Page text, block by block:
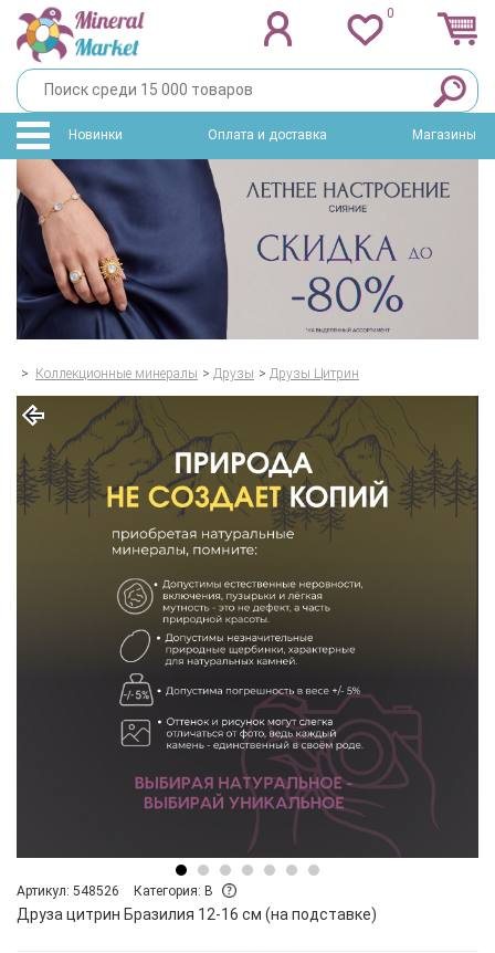
0
Новинки Оплата и доставка Магазины
> Коллекционные минералы > Друзы > Друзы Цитрин
Артикул: 548526 Категория: B
Друза цитрин Бразилия 12-16 см (на подставке)